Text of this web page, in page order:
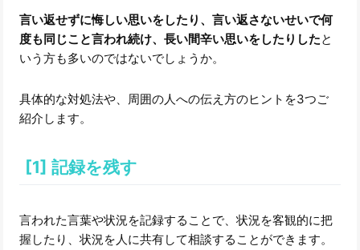
言い返せずに悔しい思いをしたり、言い返さないせいで何
度も同じこと言われ続け、長い間辛い思いをしたりしたと
いう方も多いのではないでしょうか。
具体的な対処法や、周囲の人への伝え方のヒントを3つご
紹介します。
[1] 記録を残す
言われた言葉や状況を記録することで、状況を客観的に把
握したり、状況を人に共有して相談することができます。